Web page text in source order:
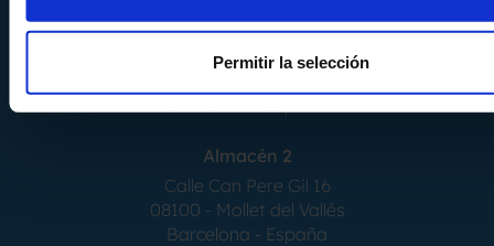
Permitir la selección
Almacén 1
Calle Serrat de la Creu, 17
Almacén 2
Calle Can Pere Gil 16
08100 - Mollet del Vallés
Barcelona - España